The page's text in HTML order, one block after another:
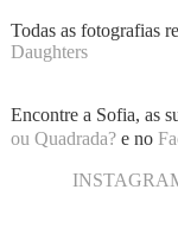
Todas as fotografias
Daughters
Encontre a Sofia, as
ou Quadrada?e no